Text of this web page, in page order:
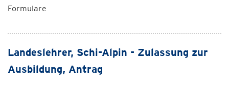
Formulare
Landeslehrer, Schi-Alpin - Zulassung zur
Ausbildung, Antrag